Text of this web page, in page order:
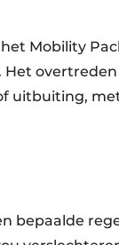
Mobility
uitbuiting, met
bepaalde